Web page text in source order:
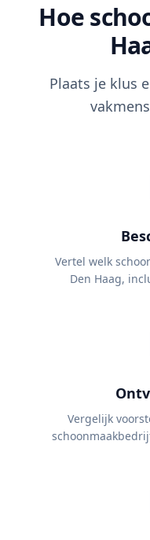
Hoe
Plaats je klus
Vertel welk
Den Haag,
Vergelijk